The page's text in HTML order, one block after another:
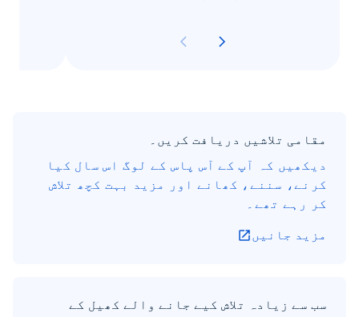
مقامی تلاشیں دریافت کریں۔
دیکھیں کہ آپ کے آس پاس کے لوگ اس سال کیا
کرنے، سننے، کھانے اور مزید بہت کچھ تلاش
کر رہے تھے۔
مزید جانیں
سب سے زیادہ تلاش کیے جانے والے کھیل کے